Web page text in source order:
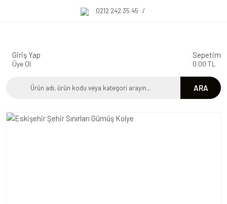
0212 242 35 45 /
ARA
Giriş Yap
Üye Ol
Sepetim
0.00 TL